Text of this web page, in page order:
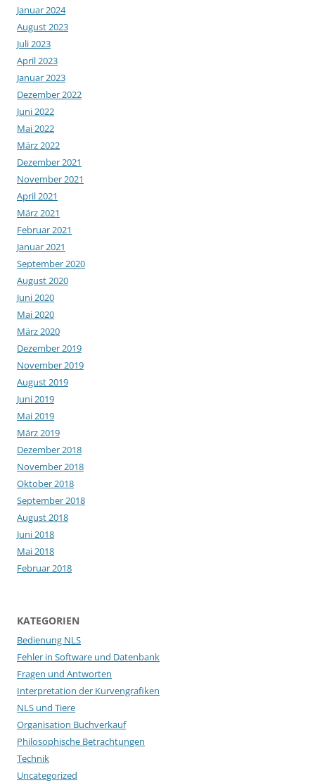
Januar 2024
August 2023
Juli 2023
April 2023
Januar 2023
Dezember 2022
Juni 2022
Mai 2022
März 2022
Dezember 2021
November 2021
April 2021
März 2021
Februar 2021
Januar 2021
September 2020
August 2020
Juni 2020
Mai 2020
März 2020
Dezember 2019
November 2019
August 2019
Juni 2019
Mai 2019
März 2019
Dezember 2018
November 2018
Oktober 2018
September 2018
August 2018
Juni 2018
Mai 2018
Februar 2018
KATEGORIEN
Bedienung NLS
Fehler in Software und Datenbank
Fragen und Antworten
Interpretation der Kurvengrafiken
NLS und Tiere
Organisation Buchverkauf
Philosophische Betrachtungen
Technik
Uncategorized